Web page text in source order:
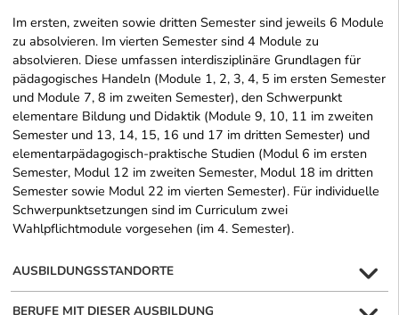
Im ersten, zweiten sowie dritten Semester sind jeweils 6 Module
zu absolvieren. Im vierten Semester sind 4 Module zu
absolvieren. Diese umfassen interdisziplinäre Grundlagen für
pädagogisches Handeln (Module 1, 2, 3, 4, 5 im ersten Semester
und Module 7, 8 im zweiten Semester), den Schwerpunkt
elementare Bildung und Didaktik (Module 9, 10, 11 im zweiten
Semester und 13, 14, 15, 16 und 17 im dritten Semester) und
elementarpädagogisch-praktische Studien (Modul 6 im ersten
Semester, Modul 12 im zweiten Semester, Modul 18 im dritten
Semester sowie Modul 22 im vierten Semester). Für individuelle
Schwerpunktsetzungen sind im Curriculum zwei
Wahlpflichtmodule vorgesehen (im 4. Semester).
AUSBILDUNGSSTANDORTE
BERUFE MIT DIESER AUSBILDUNG